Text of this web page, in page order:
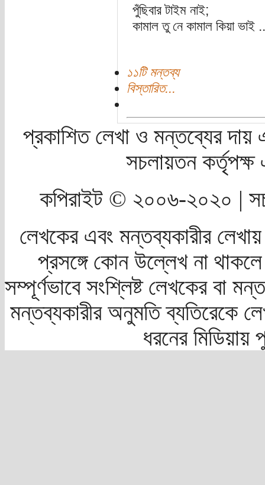
পুঁছিবার টাইম নাই;
কামাল তু নে কামাল কিয়া ভাই
১১টি মন্তব্য
বিস্তারিত...
প্রকাশিত লেখা ও মন্তব্যের দায়
সচলায়তন
কপিরাইট © ২০০৬-২০২০ |
লেখকের এবং মন্তব্যকারীর
প্রসঙ্গে কোন উল্লেখ না
সম্পূর্ণভাবে সংশ্লিষ্ট লেখকের বা
মন্তব্যকারীর অনুমতি ব্যতিরেকে
ধরনের মিডিয়ায়